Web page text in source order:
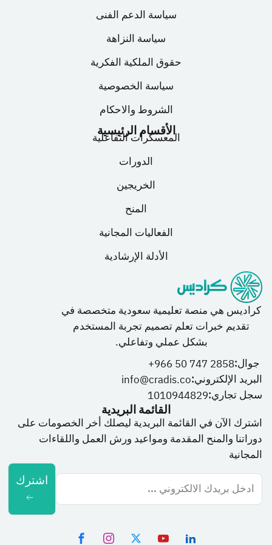
وصولاً إلى أول نموذج أولي (Wireframe).
تفاصيل المعسكر
كراديس هي منصة تعليمية سعودية متخصصة في
تقديم خبرات تعلم تصميم تجربة المستخدم
بشكل عملي وتفاعلي.
جوال:966 50 747 2858+
البريد الإلكتروني:info@cradis.co
سجل تجاري:1010944829
الأقسام الرئيسية
المعسكرات التفاعلية
الدورات
الخريجين
المنح
الفعاليات المجانية
الأدلة الإرشادية
سياسة الدعم الفنى
سياسة النزاهة
حقوق الملكية الفكرية
سياسة الخصوصية
الشروط والاحكام
القائمة البريدية
اشترك الآن في القائمة البريدية ليصلك أخر الخصومات على
دوراتنا والمنح المقدمة ومواعيد ورش العمل واللقاءات
المجانية
اشترك